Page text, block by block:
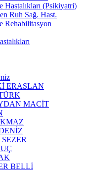
Hastalıkları (Psikiyatri)
Ruh Sağ. Hast.
Rehabilitasyon
ERASLAN
MACİT
BELLİ